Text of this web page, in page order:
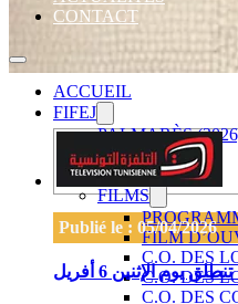
CONTACT
ACCUEIL
FIFEJ
PALMARÈS
FIFEJ 2026
JURYS
FILMS
FILM
C.O. DES
C.O. DES
C.O. DES
Publié le : 05/04/2026